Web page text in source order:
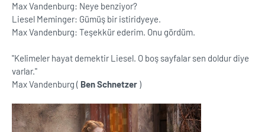
Max Vandenburg: Neye benziyor?
Liesel Meminger: Gümüş bir istiridyeye.
Max Vandenburg: Teşekkür ederim. Onu gördüm.
''Kelimeler hayat demektir Liesel. O boş sayfalar sen doldur diye
varlar.''
Max Vandenburg ( Ben Schnetzer )